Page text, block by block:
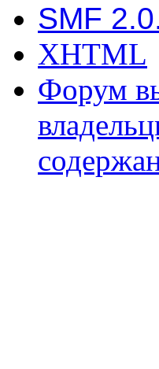
SMF
XHTML
Форум